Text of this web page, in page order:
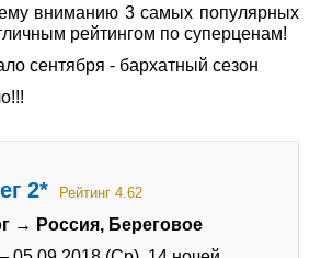
страховка
вниманию 3 самых популярных
рейтингом по суперценам!
сентября - бархатный сезон
2* Рейтинг 4.62
→ Россия, Береговое